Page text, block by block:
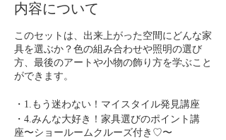
内容について
このセットは、出来上がった空間にどんな家
具を選ぶか？色の組み合わせや照明の選び
方、最後のアートや小物の飾り方を学ぶこと
ができます。
・1.もう迷わない！マイスタイル発見講座
・4.みんな大好き！家具選びのポイント講
座〜ショールームクルーズ付き♡〜